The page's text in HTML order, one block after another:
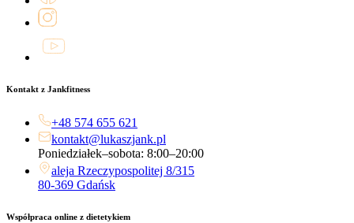
Kontakt z Jankfitness
+48 574 655 621
kontakt@lukaszjank.pl
Poniedziałek–sobota: 8:00–20:00
aleja Rzeczypospolitej 8/315
80-369 Gdańsk
Współpraca online z dietetykiem